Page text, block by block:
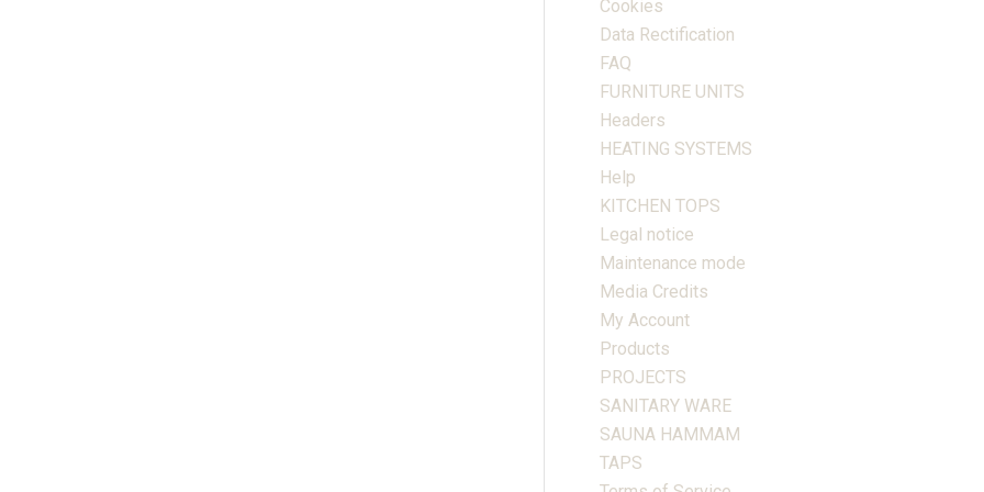
Cookies
Data Rectification
FAQ
FURNITURE UNITS
Headers
HEATING SYSTEMS
Help
KITCHEN TOPS
Legal notice
Maintenance mode
Media Credits
My Account
Products
PROJECTS
SANITARY WARE
SAUNA HAMMAM
TAPS